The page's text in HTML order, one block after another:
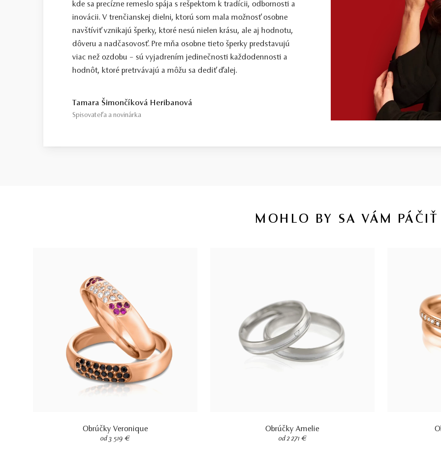
kde sa precízne remeslo spája s rešpektom k tradícii, odbornosti a
inovácii. V trenčianskej dielni, ktorú som mala možnosť osobne
navštíviť vznikajú šperky, ktoré nesú nielen krásu, ale aj hodnotu,
dôveru a nadčasovosť. Pre mňa osobne tieto šperky predstavujú
viac než ozdobu – sú vyjadrením jedinečnosti každodennosti a
hodnôt, ktoré pretrvávajú a môžu sa dediť ďalej.
Tamara Šimončíková Heribanová
Spisovateľa a novinárka
MOHLO BY SA VÁM PÁČIŤ
Obrúčky Veronique
od 3 519 €
Obrúčky Amelie
od 2 271 €